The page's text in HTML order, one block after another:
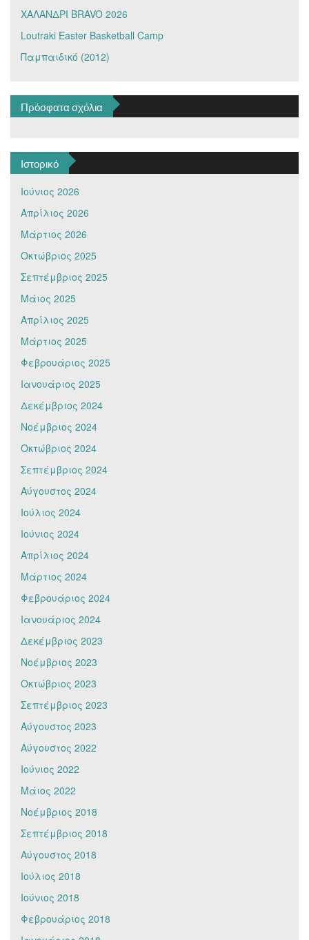
ΧΑΛΑΝΔΡΙ BRAVO 2026
Loutraki Easter Basketball Camp
Παμπαιδικό (2012)
Πρόσφατα σχόλια
Ιστορικό
Ιούνιος 2026
Απρίλιος 2026
Μάρτιος 2026
Οκτώβριος 2025
Σεπτέμβριος 2025
Μάιος 2025
Απρίλιος 2025
Μάρτιος 2025
Φεβρουάριος 2025
Ιανουάριος 2025
Δεκέμβριος 2024
Νοέμβριος 2024
Οκτώβριος 2024
Σεπτέμβριος 2024
Αύγουστος 2024
Ιούλιος 2024
Ιούνιος 2024
Απρίλιος 2024
Μάρτιος 2024
Φεβρουάριος 2024
Ιανουάριος 2024
Δεκέμβριος 2023
Νοέμβριος 2023
Οκτώβριος 2023
Σεπτέμβριος 2023
Αύγουστος 2023
Αύγουστος 2022
Ιούνιος 2022
Μάιος 2022
Νοέμβριος 2018
Σεπτέμβριος 2018
Αύγουστος 2018
Ιούλιος 2018
Ιούνιος 2018
Φεβρουάριος 2018